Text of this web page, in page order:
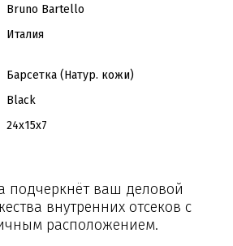
Bruno Bartello
Италия
Барсетка (Натур. кожи)
Black
24x15x7
подчеркнёт ваш деловой
внутренних отсеков с
расположением.